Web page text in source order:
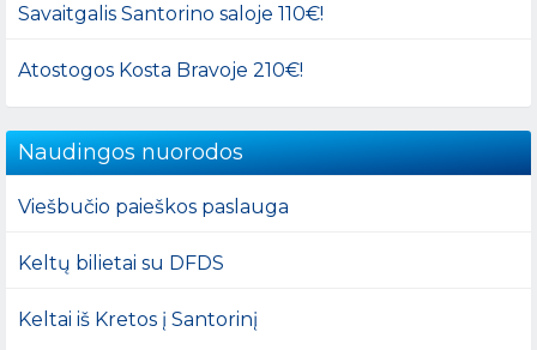
Savaitgalis Santorino saloje 110€!
Atostogos Kosta Bravoje 210€!
Naudingos nuorodos
Viešbučio paieškos paslauga
Keltų bilietai su DFDS
Keltai iš Kretos į Santorinį